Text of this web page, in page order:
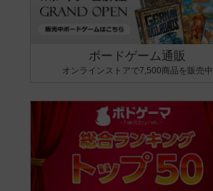
ボードゲーム通販
オンラインストアで7,500商品を販売中